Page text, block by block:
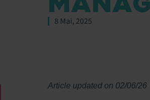
8 Mai, 2025
Article updated on 02/06/26